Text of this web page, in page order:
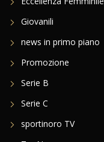
Giovanili
news in primo piano
Promozione
Serie B
Serie C
sportinoro TV